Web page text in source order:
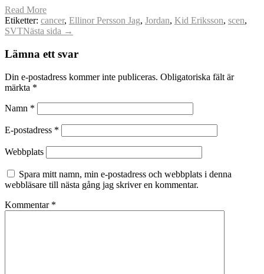
Read More
Etiketter: cancer, Ellinor Persson Jag, Jordan, Kid Eriksson, scen,
SVTNästa sida →
Lämna ett svar
Din e-postadress kommer inte publiceras. Obligatoriska fält är
märkta *
Namn *
E-postadress *
Webbplats
Spara mitt namn, min e-postadress och webbplats i denna
webbläsare till nästa gång jag skriver en kommentar.
Kommentar *